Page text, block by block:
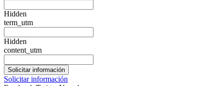
Hidden
term_utm
Hidden
content_utm
Solicitar información